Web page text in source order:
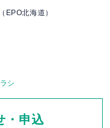
EPO北海道）
シ
・申込